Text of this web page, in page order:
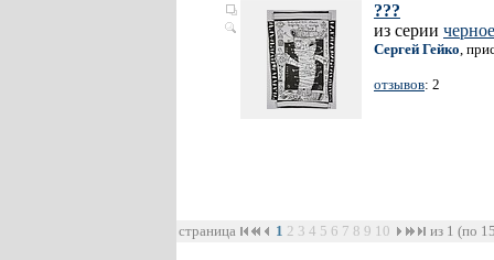
???
из серии черное
Сергей Гейко,
отзывов: 2
страница 1 2 3 4 5 6 7 8 9 10 из 1 (по